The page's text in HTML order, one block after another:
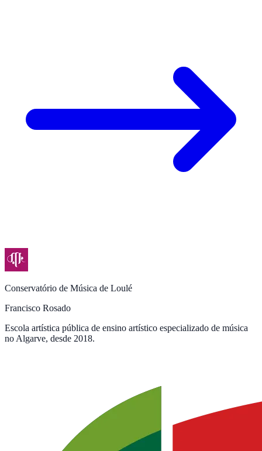
Conservatório de Música de Loulé
Francisco Rosado
Escola artística pública de ensino artístico especializado de música
no Algarve, desde 2018.